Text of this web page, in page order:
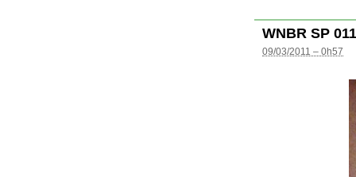
WNBR SP 011
09/03/2011 – 0h57